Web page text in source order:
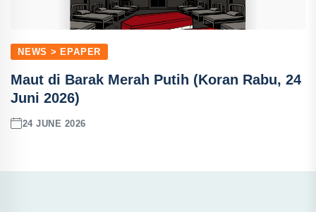
NEWS > EPAPER
Maut di Barak Merah Putih (Koran Rabu, 24
Juni 2026)
24 JUNE 2026